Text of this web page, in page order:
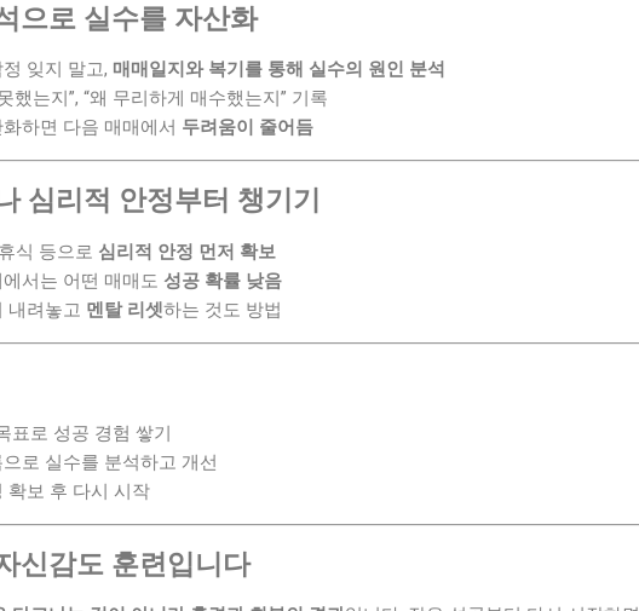
으로 실수를 자산화
잊지 말고, 매매일지와 복기를 통해 실수의 원인 분석
했는지”, “왜 무리하게 매수했는지” 기록
하면 다음 매매에서 두려움이 줄어듬
심리적 안정부터 챙기기
식 등으로 심리적 안정 먼저 확보
서는 어떤 매매도 성공 확률 낮음
내려놓고 멘탈 리셋하는 것도 방법
표로 성공 경험 쌓기
로 실수를 분석하고 개선
확보 후 다시 시작
신감도 훈련입니다